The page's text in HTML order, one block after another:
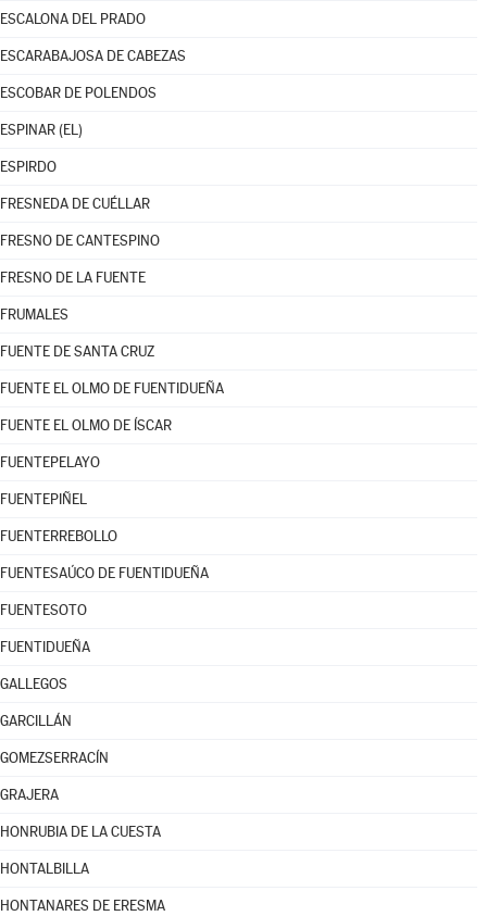
ESCALONA DEL PRADO
ESCARABAJOSA DE CABEZAS
ESCOBAR DE POLENDOS
ESPINAR (EL)
ESPIRDO
FRESNEDA DE CUÉLLAR
FRESNO DE CANTESPINO
FRESNO DE LA FUENTE
FRUMALES
FUENTE DE SANTA CRUZ
FUENTE EL OLMO DE FUENTIDUEÑA
FUENTE EL OLMO DE ÍSCAR
FUENTEPELAYO
FUENTEPIÑEL
FUENTERREBOLLO
FUENTESAÚCO DE FUENTIDUEÑA
FUENTESOTO
FUENTIDUEÑA
GALLEGOS
GARCILLÁN
GOMEZSERRACÍN
GRAJERA
HONRUBIA DE LA CUESTA
HONTALBILLA
HONTANARES DE ERESMA